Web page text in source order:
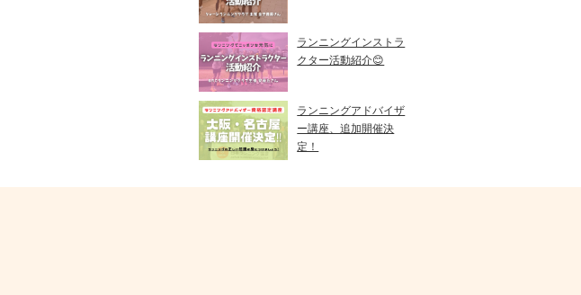
ランニングインストラ
クター活動紹介😊
ランニングアドバイザ
ー講座、追加開催決
定！